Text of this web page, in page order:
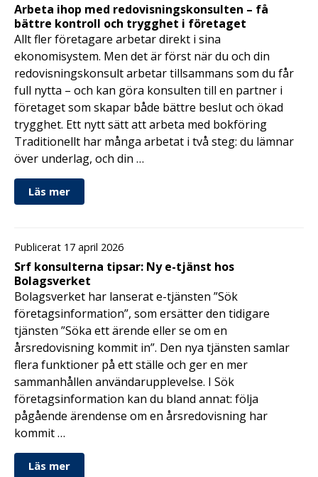
Arbeta ihop med redovisningskonsulten – få
bättre kontroll och trygghet i företaget
Allt fler företagare arbetar direkt i sina
ekonomisystem. Men det är först när du och din
redovisningskonsult arbetar tillsammans som du får
full nytta – och kan göra konsulten till en partner i
företaget som skapar både bättre beslut och ökad
trygghet. Ett nytt sätt att arbeta med bokföring
Traditionellt har många arbetat i två steg: du lämnar
över underlag, och din …
Läs mer
Publicerat 17 april 2026
Srf konsulterna tipsar: Ny e-tjänst hos
Bolagsverket
Bolagsverket har lanserat e-tjänsten ”Sök
företagsinformation”, som ersätter den tidigare
tjänsten ”Söka ett ärende eller se om en
årsredovisning kommit in”. Den nya tjänsten samlar
flera funktioner på ett ställe och ger en mer
sammanhållen användarupplevelse. I Sök
företagsinformation kan du bland annat: följa
pågående ärendense om en årsredovisning har
kommit …
Läs mer